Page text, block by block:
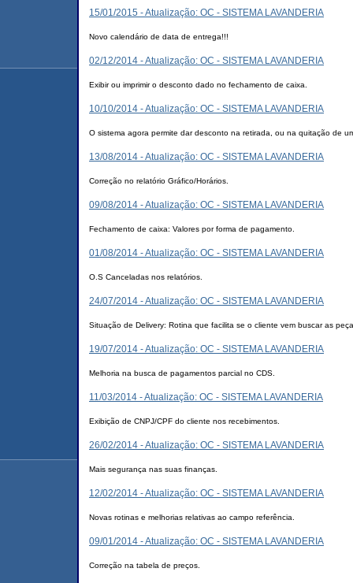
15/01/2015 - Atualização: OC - SISTEMA LAVANDERIA
Novo calendário de data de entrega!!!
02/12/2014 - Atualização: OC - SISTEMA LAVANDERIA
Exibir ou imprimir o desconto dado no fechamento de caixa.
10/10/2014 - Atualização: OC - SISTEMA LAVANDERIA
O sistema agora permite dar desconto na retirada, ou na quitação de
13/08/2014 - Atualização: OC - SISTEMA LAVANDERIA
Correção no relatório Gráfico/Horários.
09/08/2014 - Atualização: OC - SISTEMA LAVANDERIA
Fechamento de caixa: Valores por forma de pagamento.
01/08/2014 - Atualização: OC - SISTEMA LAVANDERIA
O.S Canceladas nos relatórios.
24/07/2014 - Atualização: OC - SISTEMA LAVANDERIA
Situação de Delivery: Rotina que facilita se o cliente vem buscar as
19/07/2014 - Atualização: OC - SISTEMA LAVANDERIA
Melhoria na busca de pagamentos parcial no CDS.
11/03/2014 - Atualização: OC - SISTEMA LAVANDERIA
Exibição de CNPJ/CPF do cliente nos recebimentos.
26/02/2014 - Atualização: OC - SISTEMA LAVANDERIA
Mais segurança nas suas finanças.
12/02/2014 - Atualização: OC - SISTEMA LAVANDERIA
Novas rotinas e melhorias relativas ao campo referência.
09/01/2014 - Atualização: OC - SISTEMA LAVANDERIA
Correção na tabela de preços.